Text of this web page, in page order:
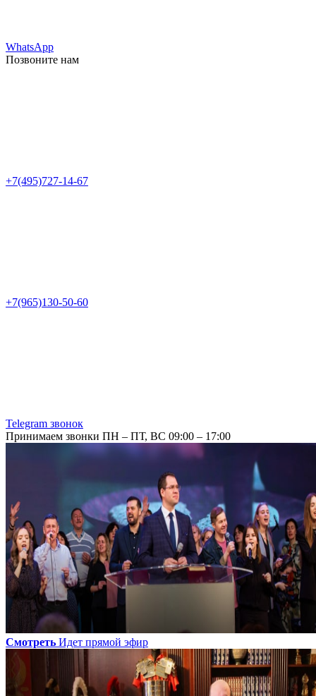
WhatsApp
Позвоните нам
+7(495)727-14-67
+7(965)130-50-60
Telegram звонок
Принимаем звонки ПН – ПТ, ВС 09:00 – 17:00
Смотреть Идет прямой эфир